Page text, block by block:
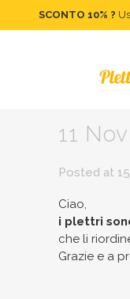
SCONTO 10% ?
11 Nov
Posted at
Ciao,
i plettri
che li
Grazie e a